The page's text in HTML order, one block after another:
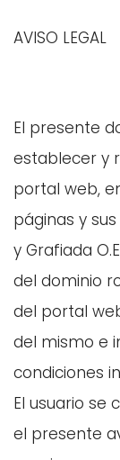
AVISO LEGAL
El presente
establecer y
portal web,
páginas y
y Grafiada
del dominio
del portal
del mismo e
condiciones
El usuario
el presente